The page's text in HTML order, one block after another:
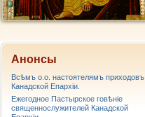
Анонсы
Всѣмъ о.о. настоятелямъ приходовъ
Канадской Епархiи.
Ежегодное Пастырское говѣніе
священнослужителей Канадской